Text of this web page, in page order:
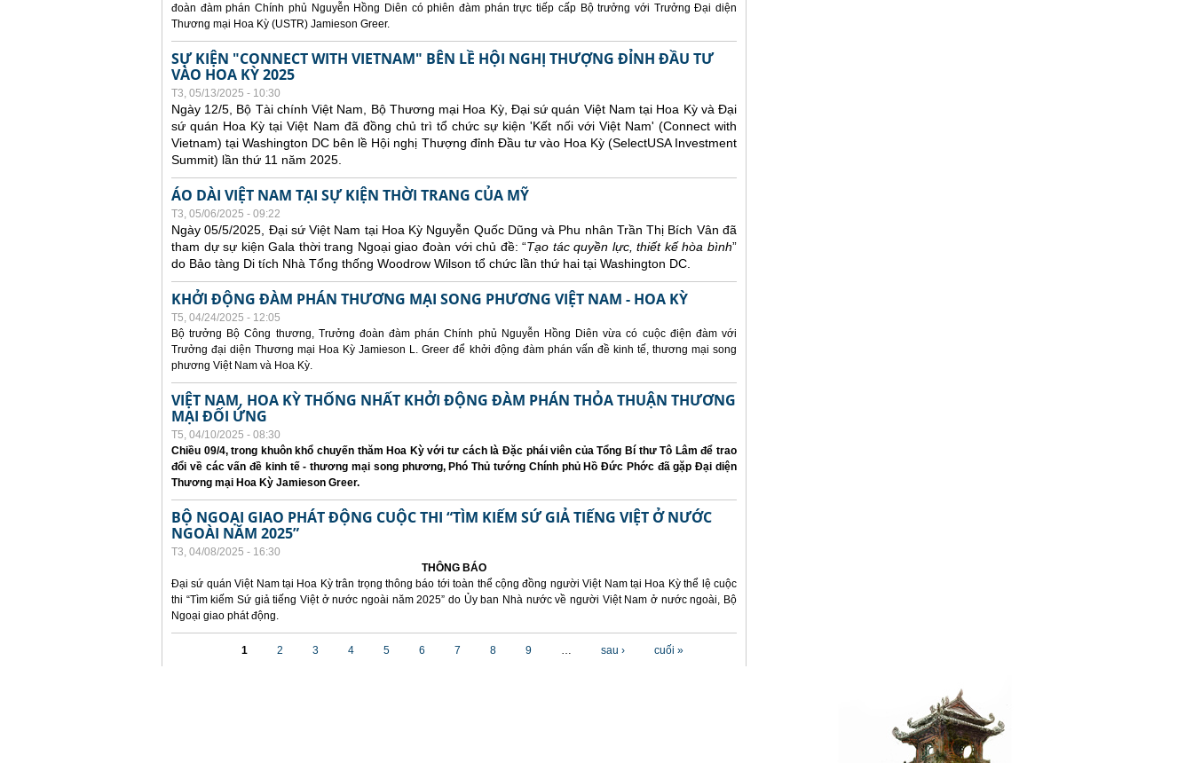
đoàn đàm phán Chính phủ Nguyễn Hồng Diên có phiên đàm phán trực tiếp cấp Bộ trưởng với Trưởng Đại diện
Thương mại Hoa Kỳ (USTR) Jamieson Greer.
SỰ KIỆN "CONNECT WITH VIETNAM" BÊN LỀ HỘI NGHỊ THƯỢNG ĐỈNH ĐẦU TƯ
VÀO HOA KỲ 2025
T3, 05/13/2025 - 10:30
Ngày 12/5, Bộ Tài chính Việt Nam, Bộ Thương mại Hoa Kỳ, Đại sứ quán Việt Nam tại Hoa Kỳ và Đại
sứ quán Hoa Kỳ tại Việt Nam đã đồng chủ trì tổ chức sự kiện 'Kết nối với Việt Nam' (Connect with
Vietnam) tại Washington DC bên lề Hội nghị Thượng đỉnh Đầu tư vào Hoa Kỳ (SelectUSA Investment
Summit) lần thứ 11 năm 2025.
ÁO DÀI VIỆT NAM TẠI SỰ KIỆN THỜI TRANG CỦA MỸ
T3, 05/06/2025 - 09:22
Ngày 05/5/2025, Đại sứ Việt Nam tại Hoa Kỳ Nguyễn Quốc Dũng và Phu nhân Trần Thị Bích Vân đã
tham dự sự kiện Gala thời trang Ngoại giao đoàn với chủ đề: “Tạo tác quyền lực, thiết kế hòa bình”
do Bảo tàng Di tích Nhà Tổng thống Woodrow Wilson tổ chức lần thứ hai tại Washington DC.
KHỞI ĐỘNG ĐÀM PHÁN THƯƠNG MẠI SONG PHƯƠNG VIỆT NAM - HOA KỲ
T5, 04/24/2025 - 12:05
Bộ trưởng Bộ Công thương, Trưởng đoàn đàm phán Chính phủ Nguyễn Hồng Diên vừa có cuộc điện đàm với
Trưởng đại diện Thương mại Hoa Kỳ Jamieson L. Greer để khởi động đàm phán vấn đề kinh tế, thương mại song
phương Việt Nam và Hoa Kỳ.
VIỆT NAM, HOA KỲ THỐNG NHẤT KHỞI ĐỘNG ĐÀM PHÁN THỎA THUẬN THƯƠNG
MẠI ĐỐI ỨNG
T5, 04/10/2025 - 08:30
Chiều 09/4, trong khuôn khổ chuyến thăm Hoa Kỳ với tư cách là Đặc phái viên của Tổng Bí thư Tô Lâm để trao
đổi về các vấn đề kinh tế - thương mại song phương, Phó Thủ tướng Chính phủ Hồ Đức Phớc đã gặp Đại diện
Thương mại Hoa Kỳ Jamieson Greer.
BỘ NGOẠI GIAO PHÁT ĐỘNG CUỘC THI “TÌM KIẾM SỨ GIẢ TIẾNG VIỆT Ở NƯỚC
NGOÀI NĂM 2025”
T3, 04/08/2025 - 16:30
THÔNG BÁO
Đại sứ quán Việt Nam tại Hoa Kỳ trân trọng thông báo tới toàn thể cộng đồng người Việt Nam tại Hoa Kỳ thể lệ cuộc
thi “Tìm kiếm Sứ giả tiếng Việt ở nước ngoài năm 2025” do Ủy ban Nhà nước về người Việt Nam ở nước ngoài, Bộ
Ngoại giao phát động.
1 2 3 4 5 6 7 8 9 … sau › cuối »